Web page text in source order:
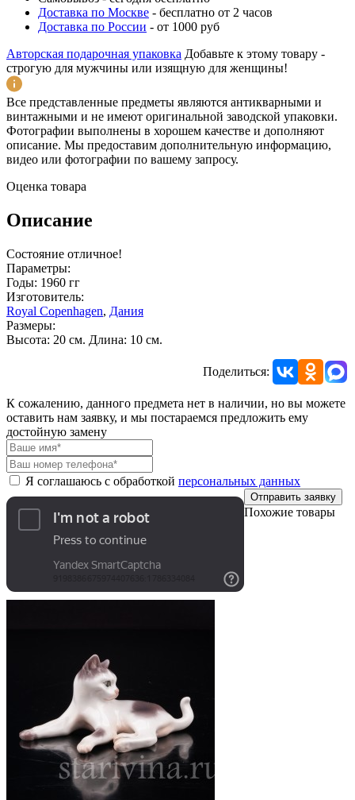
Доставка по Москве - бесплатно от 2 часов
Доставка по России - от 1000 руб
Авторская подарочная упаковка Добавьте к этому товару -
строгую для мужчины или изящную для женщины!
Все представленные предметы являются антикварными и
винтажными и не имеют оригинальной заводской упаковки.
Фотографии выполнены в хорошем качестве и дополняют
описание. Мы предоставим дополнительную информацию,
видео или фотографии по вашему запросу.
Оценка товара
Описание
Состояние отличное!
Параметры:
Годы: 1960 гг
Изготовитель:
Royal Copenhagen, Дания
Размеры:
Высота: 20 см. Длина: 10 см.
Поделиться:
К сожалению, данного предмета нет в наличии, но вы можете
оставить нам заявку, и мы постараемся предложить ему
достойную замену
Я соглашаюсь с обработкой персональных данных
Отправить заявку
Похожие товары